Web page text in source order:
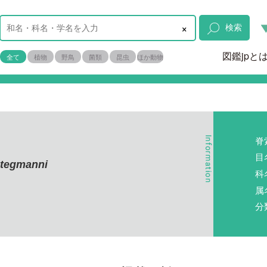
× 検索
全て 植物 野鳥 菌類 昆虫 ほか動物 図鑑jpと
脊
科
分